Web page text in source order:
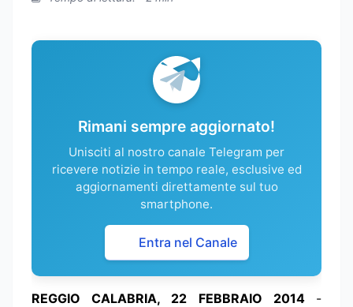
Rimani sempre aggiornato!
Unisciti al nostro canale Telegram per
ricevere notizie in tempo reale, esclusive ed
aggiornamenti direttamente sul tuo
smartphone.
Entra nel Canale
REGGIO CALABRIA, 22 FEBBRAIO 2014 -